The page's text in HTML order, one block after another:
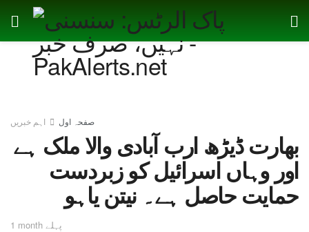
صفحہ اول اہم خبریں
بھارت ڈیڑھ ارب آبادی والا ملک ہے
اور وہاں اسرائیل کو زبردست
حمایت حاصل ہے۔ نیتن یاہو
1 month پہلے